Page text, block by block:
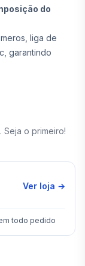
do
liga de
garantindo
o primeiro!
Ver loja →
todo pedido